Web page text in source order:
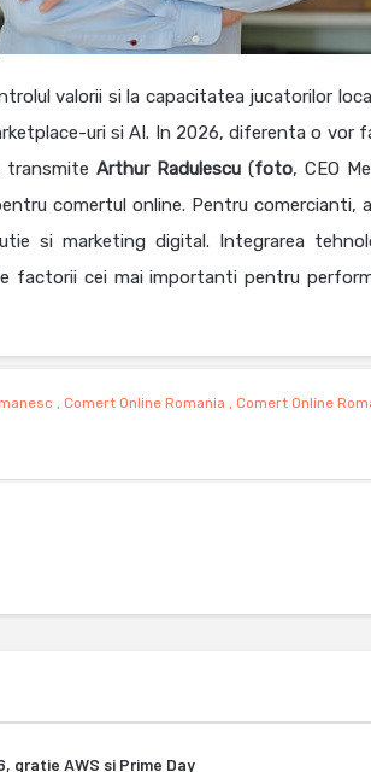
valorii si la capacitatea jucatorilor
uri si AI. In 2026, diferenta o vor
transmite Arthur Radulescu(foto, CEO
comertul online. Pentru comercianti,
si marketing digital. Integrarea
factorii cei mai importanti pentru
, Comert Online Romania , Comert Online
gratie AWS si Prime Day